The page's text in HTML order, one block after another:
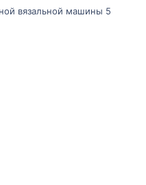
вязальной машины 5